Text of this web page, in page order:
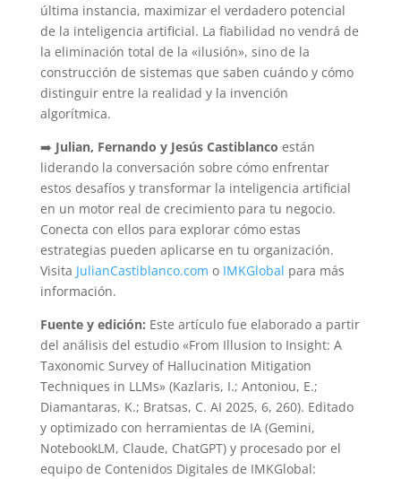
última instancia, maximizar el verdadero potencial
de la inteligencia artificial. La fiabilidad no vendrá de
la eliminación total de la «ilusión», sino de la
construcción de sistemas que saben cuándo y cómo
distinguir entre la realidad y la invención
algorítmica.
➡️ Julian, Fernando y Jesús Castiblanco están
liderando la conversación sobre cómo enfrentar
estos desafíos y transformar la inteligencia artificial
en un motor real de crecimiento para tu negocio.
Conecta con ellos para explorar cómo estas
estrategias pueden aplicarse en tu organización.
Visita JulianCastiblanco.com o IMKGlobal para más
información.
Fuente y edición: Este artículo fue elaborado a partir
del análisis del estudio «From Illusion to Insight: A
Taxonomic Survey of Hallucination Mitigation
Techniques in LLMs» (Kazlaris, I.; Antoniou, E.;
Diamantaras, K.; Bratsas, C. AI 2025, 6, 260). Editado
y optimizado con herramientas de IA (Gemini,
NotebookLM, Claude, ChatGPT) y procesado por el
equipo de Contenidos Digitales de IMKGlobal: